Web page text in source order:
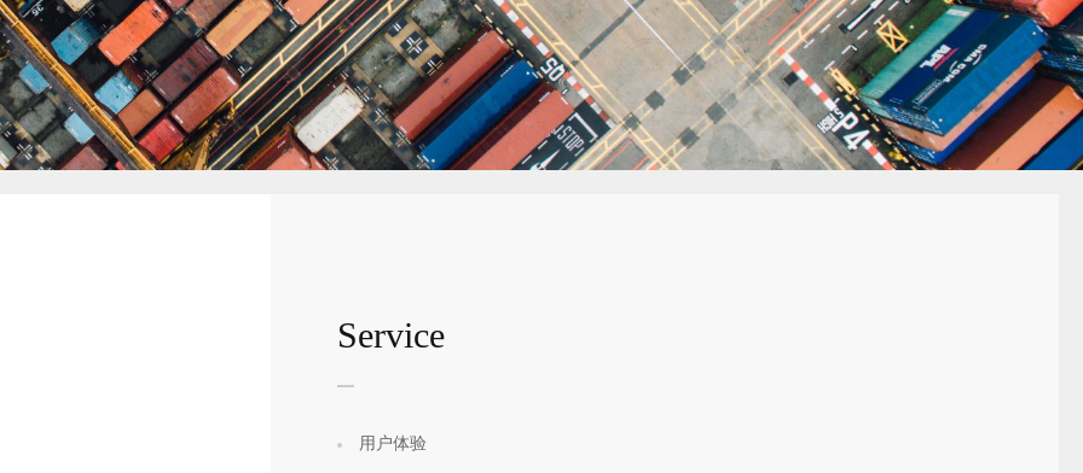
Service
用户体验